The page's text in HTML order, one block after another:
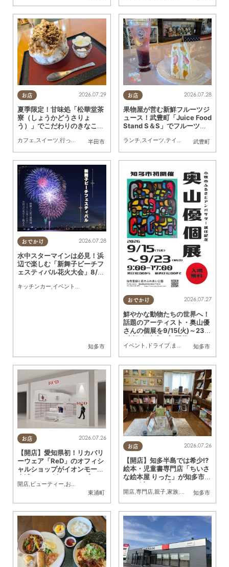
お店
半田市
2026.07.29
夏季限定！甘味処「松華堂茶
寮（しょうかどうさりょ
う）」でこだわりのきなこか
カフェ,スイーツ,行ってみたレポ ,夫婦 カップル,おひとりさま,友人
お店
武豊町
2026.07.28
果物屋が営む新鮮フルーツジ
ュース！武豊町「Juice Food
Stand S＆S」でフルーツサ
ランチ,スイーツ,テイクアウト ,行ってみ
おでかけ
知多市
2026.07.28
水中スターマインは必見！浜
辺で楽しむ「新舞子ビーチフ
ェスティバル花火大会」8/2
キッチンカー,イベント ,まちネタ 親子,夫婦,家族,カップル おひとりさま
おでかけ
知多市
2026.07.27
鮮やかな動物たちの世界へ！
話題のアーティスト・奥山優
さんの個展を9/15(火)～23
(水祝)知多市で初開催
イベント ドライブ, まちネタ ,夫婦,家族
お店
東浦町
2026.07.26
【開店】愛知県初！リカバリ
ーウェア「ReD」のオフィシ
ャルショップがイオンモール
東浦に7/31(金)にオープン
開店 ビューティー おひとりさま
お店
知多市
2026.07.26
【開店】知多半島では希少!?
絵本・児童書専門店「ちいさ
な絵本屋 りった」が知多市に
6/27(土)オープン
開店, 専門店, 親子, 家族, おひとりさま